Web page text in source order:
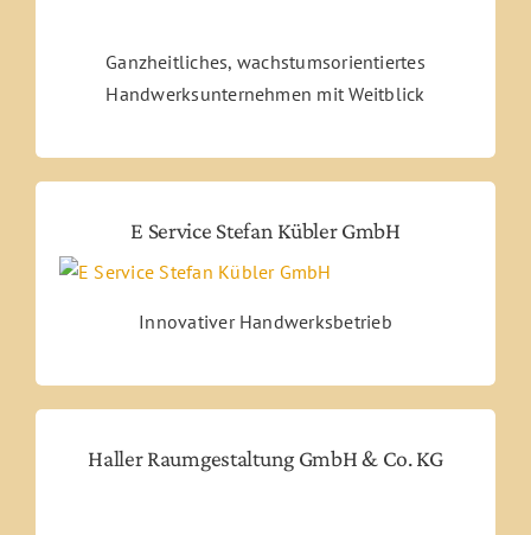
Ganzheitliches, wachstumsorientiertes
Handwerksunternehmen mit Weitblick
E Service Stefan Kübler GmbH
Innovativer Handwerksbetrieb
Haller Raumgestaltung GmbH & Co. KG